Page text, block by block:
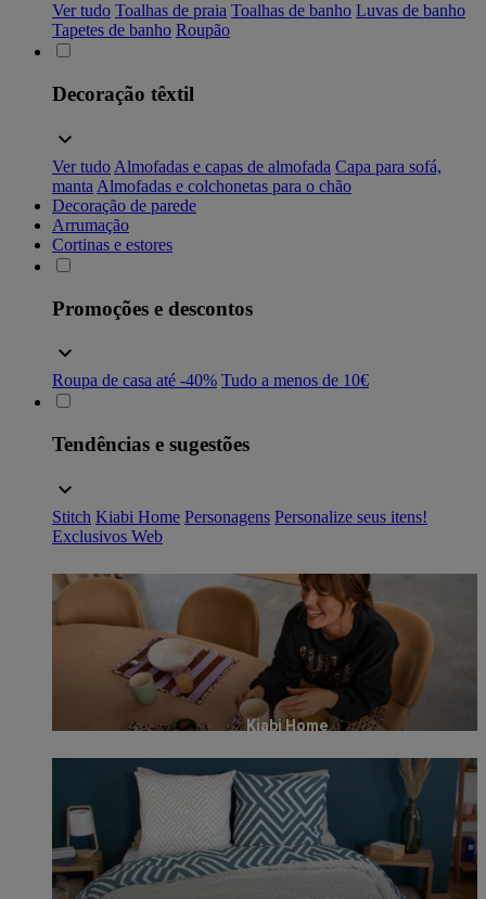
Ver tudo Toalhas de praia Toalhas de banho Luvas de banho
Tapetes de banho Roupão
Decoração têxtil
Ver tudo Almofadas e capas de almofada Capa para sofá,
manta Almofadas e colchonetas para o chão
Decoração de parede
Arrumação
Cortinas e estores
Promoções e descontos
Roupa de casa até -40% Tudo a menos de 10€
Tendências e sugestões
Stitch Kiabi Home Personagens Personalize seus itens!
Exclusivos Web
Kiabi Home